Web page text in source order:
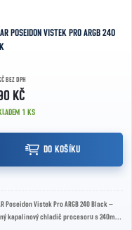
POSEIDON VISTEK PRO ARGB 240
BEZ DPH
KČ
1 KS
DO KOŠÍKU
Poseidon Vistek Pro ARGB 240 Black –
kapalinový chladič procesoru s 240mm